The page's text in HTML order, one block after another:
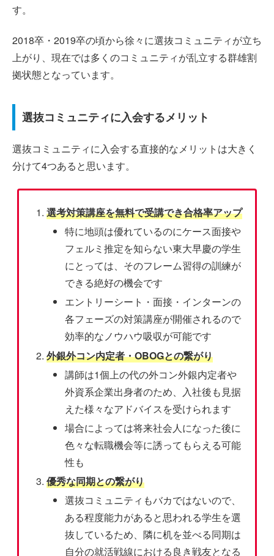
す。
2018卒・2019卒の頃から徐々に選抜コミュニティが立ち
上がり、現在では多くのコミュニティが乱立する群雄割
拠状態となっています。
選抜コミュニティに入会するメリット
選抜コミュニティに入会する直接的なメリットは大きく
分けて4つあると思います。
選考対策講座を無料で受講でき合格率アップ
特に地頭は優れているのにケース面接や
フェルミ推定を知らない東大早慶の学生
にとっては、そのフレーム習得の訓練が
できる絶好の機会です
エントリーシート・面接・インターンの
各フェーズの対策講座が開催されるので
効率的なノウハウ吸収が可能です
外銀外コン内定者・OBOGとの繋がり
講師は1個上の代の外コン外銀内定者や
外資系企業出身者のため、入社後も見据
えた様々なアドバイスを受けられます
場合によっては将来社会人になった後に
色々な転職機会等に誘ってもらえる可能
性も
優秀な同期との繋がり
選抜コミュニティもバカではないので、
ある程度能力があると思われる学生を選
抜しているため、隣に机を並べる同期は
自分の就活戦線における良き戦友となる